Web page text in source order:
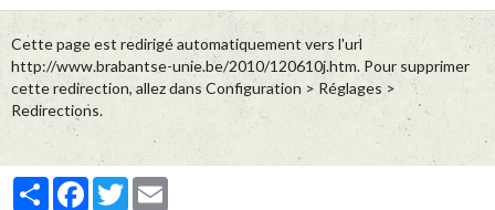
Result. clubs, Provincial, (Inter)National
RFCB / KBDB
Cette page est redirigé automatiquement vers l'url
http://www.brabantse-unie.be/2010/120610j.htm. Pour supprimer
cette redirection, allez dans Configuration > Réglages >
Redirections.
PartagerFacebook
Twitter